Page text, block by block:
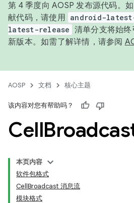
第 4 季度向 AOSP 发布源代码。
献代码，请使用 android-
latest-release 清单分支将始
新版本。如需了解详情，请参阅
AOSP 文档 核心主题
该内容对您有帮助吗？
Cell
本页内容
软件包格式
CellBroadcast 消息流
模块格式